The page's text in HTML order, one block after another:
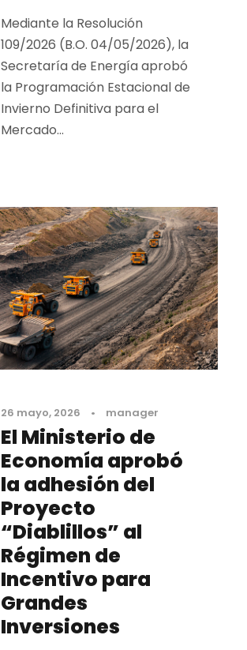
Mediante la Resolución
109/2026 (B.O. 04/05/2026), la
Secretaría de Energía aprobó
la Programación Estacional de
Invierno Definitiva para el
Mercado...
26 mayo, 2026 • manager
El Ministerio de
Economía aprobó
la adhesión del
Proyecto
“Diablillos” al
Régimen de
Incentivo para
Grandes
Inversiones